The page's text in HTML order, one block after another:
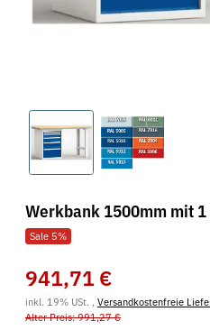
Werkbank 1500mm mit
Sale 5%
941,71 €
inkl. 19% USt. , Versandkostenfreie
Alter Preis: 991,27 €